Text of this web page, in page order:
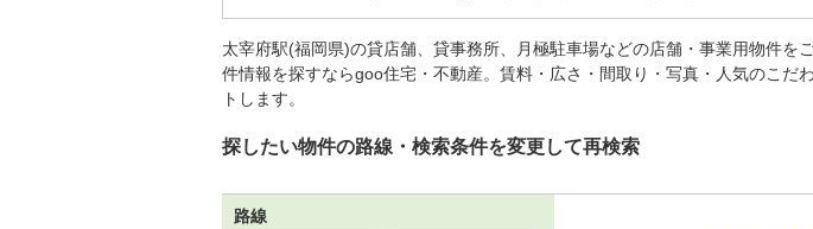
太宰府駅(福岡県)の貸店舗、貸事務所、月極駐車場などの店舗・事業用物件
件情報を探すならgoo住宅・不動産。賃料・広さ・間取り・写真・人気のこ
トします。
探したい物件の路線・検索条件を変更して再検索
路線